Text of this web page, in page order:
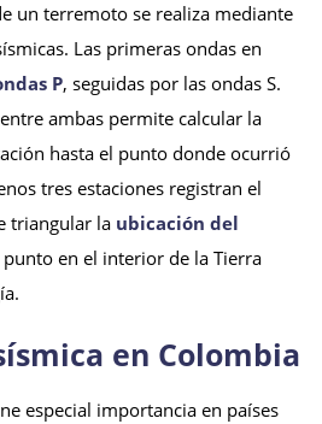
un terremoto se realiza mediante
Las primeras ondas en
P, seguidas por las ondas S.
ambas permite calcular la
hasta el punto donde ocurrió
tres estaciones registran el
triangular la ubicación del
punto en el interior de la Tierra
en Colombia
especial importancia en países